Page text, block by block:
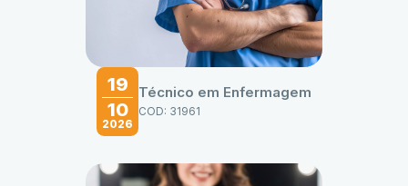
19
10
2026
Técnico em Enfermagem
COD: 31961